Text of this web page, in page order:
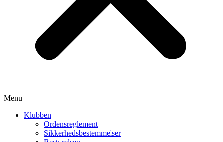
Menu
Klubben
Ordensreglement
Sikkerhedsbestemmelser